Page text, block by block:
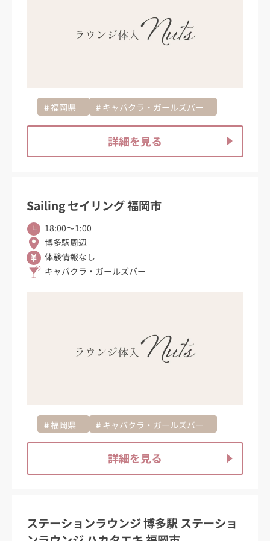
福岡県 キャバクラ・ガールズバー
詳細を見る
Sailing セイリング 福岡市
18:00〜1:00
博多駅周辺
体験情報なし
キャバクラ・ガールズバー
福岡県 キャバクラ・ガールズバー
詳細を見る
ステーションラウンジ 博多駅 ステーショ